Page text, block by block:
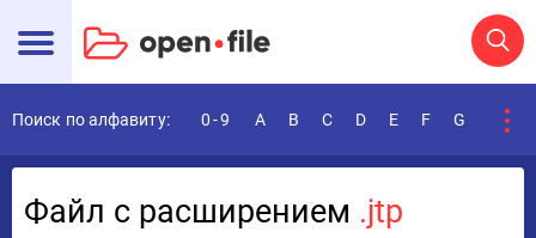
Поиск по алфавиту: 0-9 A B C D E F G
Файл с расширением .jtp